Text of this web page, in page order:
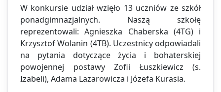
W konkursie udział wzięło 13 uczniów ze szkół
ponadgimnazjalnych. Naszą szkołę
reprezentowali: Agnieszka Chaberska (4TG) i
Krzysztof Wolanin (4TB). Uczestnicy odpowiadali
na pytania dotyczące życia i bohaterskiej
powojennej postawy Zofii Łuszkiewicz (s.
Izabeli), Adama Lazarowicza i Józefa Kurasia.